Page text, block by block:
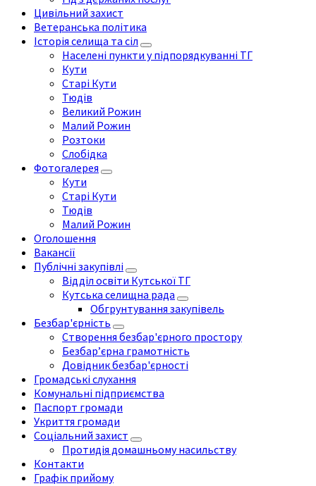
Цивільний захист
Ветеранська політика
Історія селища та сіл
Населені пункти у підпорядкуванні ТГ
Кути
Старі Кути
Тюдів
Великий Рожин
Малий Рожин
Розтоки
Слобідка
Фотогалерея
Кути
Старі Кути
Тюдів
Малий Рожин
Оголошення
Вакансії
Публічні закупівлі
Відділ освіти Кутської ТГ
Кутська селищна рада
Обгрунтування закупівель
Безбар'єрність
Створення безбар'єрного простору
Безбар’єрна грамотність
Довідник безбар'єрності
Громадські слухання
Комунальні підприємства
Паспорт громади
Укриття громади
Соціальний захист
Протидія домашньому насильству
Контакти
Графік прийому